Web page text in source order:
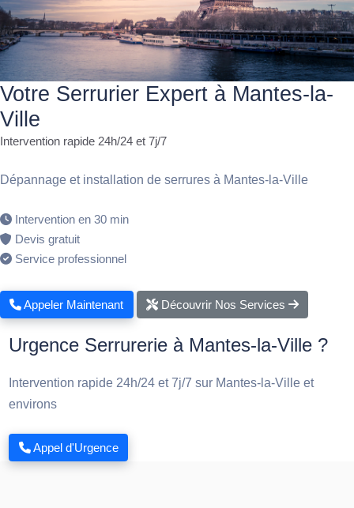
Votre Serrurier Expert à Mantes-la-
Ville
Intervention rapide 24h/24 et 7j/7
Dépannage et installation de serrures à Mantes-la-Ville
Intervention en 30 min
Devis gratuit
Service professionnel
Appeler Maintenant Découvrir Nos Services
Urgence Serrurerie à Mantes-la-Ville ?
Intervention rapide 24h/24 et 7j/7 sur Mantes-la-Ville et
environs
Appel d'Urgence